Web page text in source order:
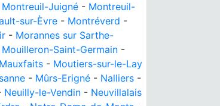
Montreuil-Juigné - Montreuil-
sur-Èvre - Montréverd -
- Morannes sur Sarthe-
Mouilleron-Saint-Germain -
- Moutiers-sur-le-Lay
- Mûrs-Erigné - Nalliers -
Neuilly-le-Vendin - Neuvillalais